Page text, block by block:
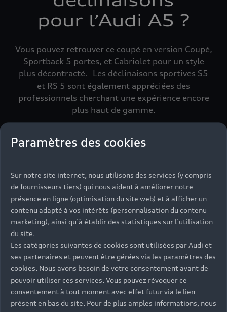
Paramètres des cookies
Sur notre site internet, nous utilisons des services (y compris
de fournisseurs tiers) qui nous aident à améliorer notre
présence en ligne (optimisation du site web) et à afficher un
contenu adapté à vos intérêts (personnalisation du contenu
marketing), ainsi qu’à établir des statistiques sur l’utilisation
du site.
Les catégories suivantes de cookies sont utilisées par Audi et
ses partenaires et peuvent être gérées via les paramètres des
cookies. Nous avons besoin de votre consentement avant de
pouvoir utiliser ces services. Vous pouvez révoquer ce
consentement à tout moment avec effet futur via le lien
présent en bas du site. Pour de plus amples informations, nous
pour l’Audi A5 ?
Vous pouvez retrouver ce coupé en version Coupé,
Sportback 5 portes, et Cabriolet pour un style
plus décontracté. Les déclinaisons sportives S5
et RS 5 sont également appréciées des
professionnels cherchant une expérience encore
plus haut de gamme.